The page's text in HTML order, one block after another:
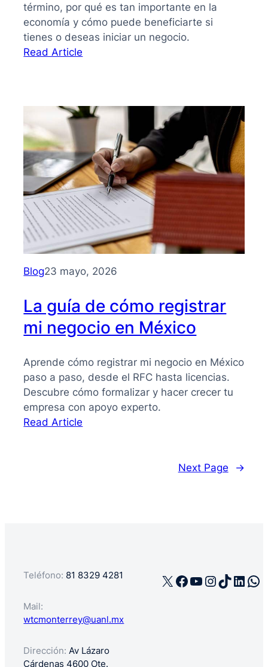
término, por qué es tan importante en la
economía y cómo puede beneficiarte si
tienes o deseas iniciar un negocio.
Read Article
Guía
clara
para
entender
su
importancia
y
beneficios
Blog23 mayo, 2026
La guía de cómo registrar
mi negocio en México
Aprende cómo registrar mi negocio en México
paso a paso, desde el RFC hasta licencias.
Descubre cómo formalizar y hacer crecer tu
empresa con apoyo experto.
Read Article
Next Page →
Teléfono: 81 8329 4281
Mail:
wtcmonterrey@uanl.mx
Dirección: Av Lázaro
Cárdenas 4600 Ote.
X Facebook
YouTube
TikTok